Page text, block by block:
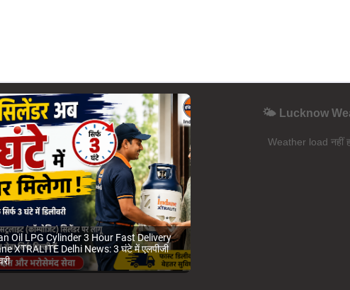
Oil LPG Cylinder 3 Hour Fast Delivery
XTRALITE Delhi News: 3 घंटे में एलपीजी
🌤️ Lucknow
Weather load नहीं